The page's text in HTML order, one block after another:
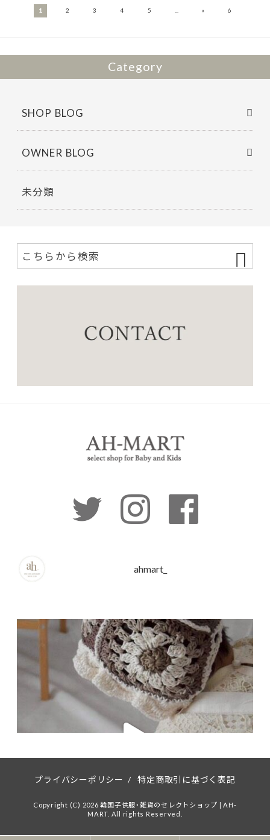
1 2 3 4 5 ... » 6
Category
SHOP BLOG
OWNER BLOG
未分類
ahmart_
プライバシーポリシー / 特定商取引に基づく表記
Copyright (C) 2026 韓国子供服・雑貨のセレクトショップ | AH-
MART. All rights Reserved.